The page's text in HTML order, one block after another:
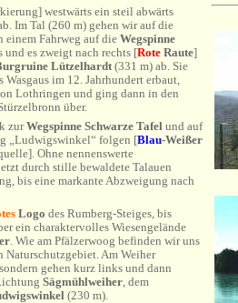
westwärts ein steil abwärts
Im Tal (260 m) gehen wir auf die
einem Fahrweg aufdie Wegspinne
und es zweigt nach rechts [Rote Raute]
Lützelhardt(331 m) ab. Sie
im 12. Jahrhundert erbaut,
Lothringen und ging dann in den
über.
zurWegspinne Schwarze Tafel und auf
„Ludwigswinkel“ folgen [Blau-Weißer
Ohne nennenswerte
durch stille bewaldete Talauen
bis eine markante Abzweigung nach
Logo des Rumberg-Steiges, bis
ein charaktervolles Wiesengelände
. Wie am Pfälzerwoog befinden wir uns
Naturschutzgebiet. Am Weiher
gehen kurz links und dann
Sägmühlweiher, dem
(230 m).